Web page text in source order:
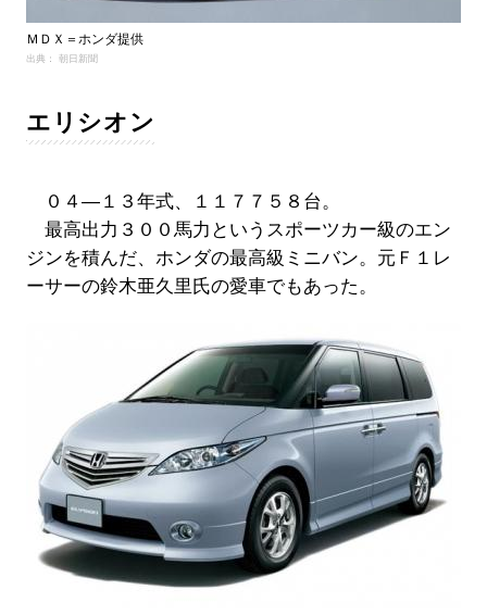
ＭＤＸ＝ホンダ提供
出典： 朝日新聞
エリシオン
０４―１３年式、１１７７５８台。
最高出力３００馬力というスポーツカー級のエン
ジンを積んだ、ホンダの最高級ミニバン。元Ｆ１レ
ーサーの鈴木亜久里氏の愛車でもあった。